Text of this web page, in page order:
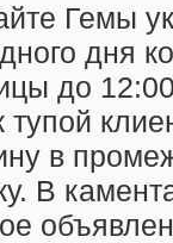
Гемы
дня
до
тупой
в
В